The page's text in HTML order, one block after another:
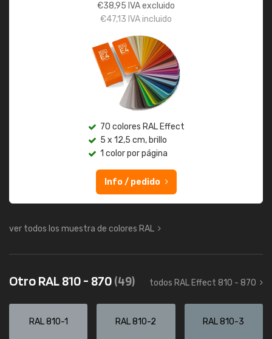
€38,95 IVA excluido
€47,13 IVA incluido
70 colores RAL Effect
5 x 12,5 cm, brillo
1 color por página
Info / pedido
ver todos los muestra de colores RAL
Otro RAL 810 - 870(49) todos RAL Effect 810 - 870
RAL 810-1 RAL 810-2 RAL 810-3